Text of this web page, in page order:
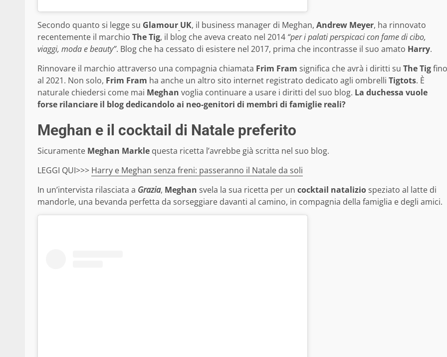
Secondo quanto si legge su Glamour UK, il business manager di Meghan, Andrew Meyer, ha rinnovato
recentemente il marchio The Tig, il blog che aveva creato nel 2014 “per i palati perspicaci con fame di cibo,
viaggi, moda e beauty”. Blog che ha cessato di esistere nel 2017, prima che incontrasse il suo amato Harry.
Rinnovare il marchio attraverso una compagnia chiamata Frim Fram significa che avrà i diritti su The Tigfino
al 2021. Non solo, Frim Fram ha anche un altro sito internet registrato dedicato agli ombrelli Tigtots. È
naturale chiedersi come mai Meghan voglia continuare a usare i diritti del suo blog. La duchessa vuole
forse rilanciare il blog dedicandolo ai neo-genitori di membri di famiglie reali?
Meghan e il cocktail di Natale preferito
Sicuramente Meghan Markle questa ricetta l’avrebbe già scritta nel suo blog.
LEGGI QUI>>> Harry e Meghan senza freni: passeranno il Natale da soli
In un’intervista rilasciata a Grazia, Meghan svela la sua ricetta per un cocktail nataliziospeziato al latte di
mandorle, una bevanda perfetta da sorseggiare davanti al camino, in compagnia della famiglia e degli amici.